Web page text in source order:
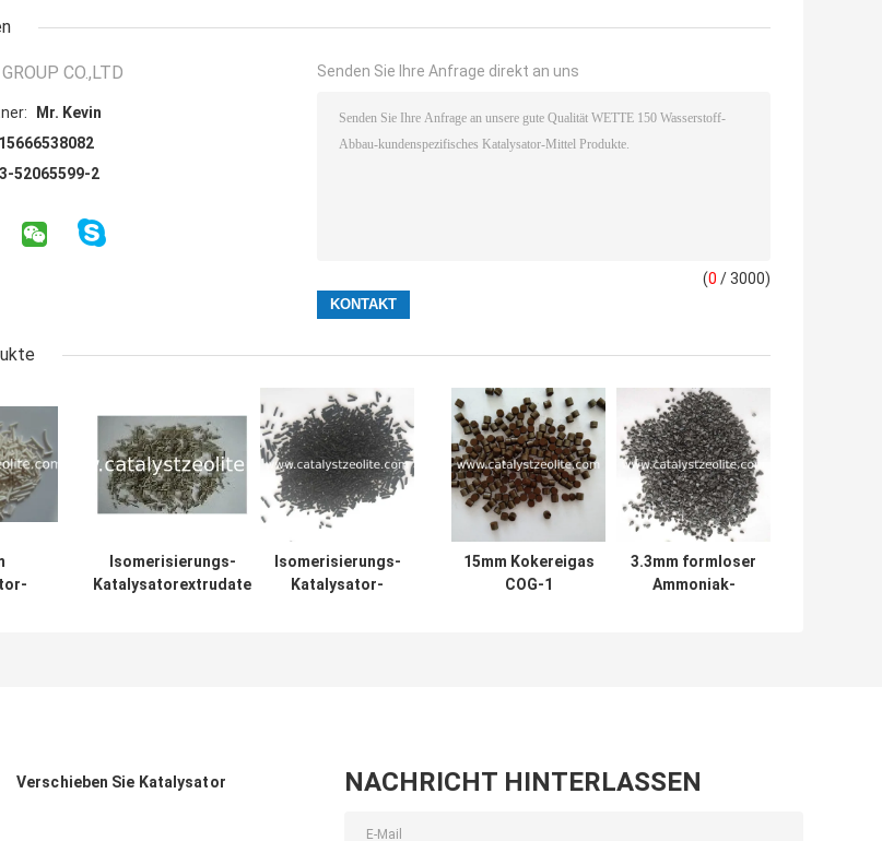
CO.,LTD
Mr. Kevin
52065599-2
Senden Sie Ihre Anfrage direkt an uns
(0 / 3000)
Isomerisierungs-
Katalysatorextrudate
Isomerisierungs-
Katalysator-
15mm Kokereigas
COG-1
3.3mm formloser
Ammoniak-
Verschieben Sie Katalysator NACHRICHT HINTERLASSEN